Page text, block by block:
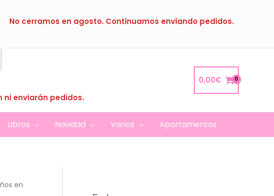
No cerramos en agosto. Continuamos enviando pedidos.
ni enviarán pedidos.
0,00€
Libros Navidad Varios Apartamentos
en